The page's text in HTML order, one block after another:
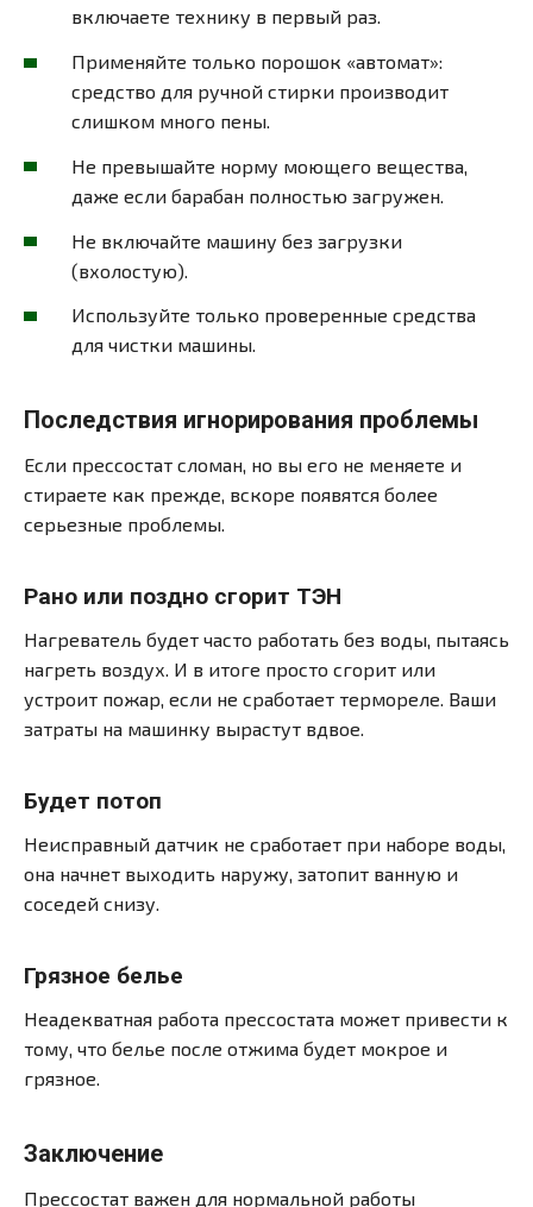
включаете технику в первый раз.
Применяйте только порошок «автомат»:
средство для ручной стирки производит
слишком много пены.
Не превышайте норму моющего вещества,
даже если барабан полностью загружен.
Не включайте машину без загрузки
(вхолостую).
Используйте только проверенные средства
для чистки машины.
Последствия игнорирования проблемы
Если прессостат сломан, но вы его не меняете и
стираете как прежде, вскоре появятся более
серьезные проблемы.
Рано или поздно сгорит ТЭН
Нагреватель будет часто работать без воды, пытаясь
нагреть воздух. И в итоге просто сгорит или
устроит пожар, если не сработает термореле. Ваши
затраты на машинку вырастут вдвое.
Будет потоп
Неисправный датчик не сработает при наборе воды,
она начнет выходить наружу, затопит ванную и
соседей снизу.
Грязное белье
Неадекватная работа прессостата может привести к
тому, что белье после отжима будет мокрое и
грязное.
Заключение
Прессостат важен для нормальной работы